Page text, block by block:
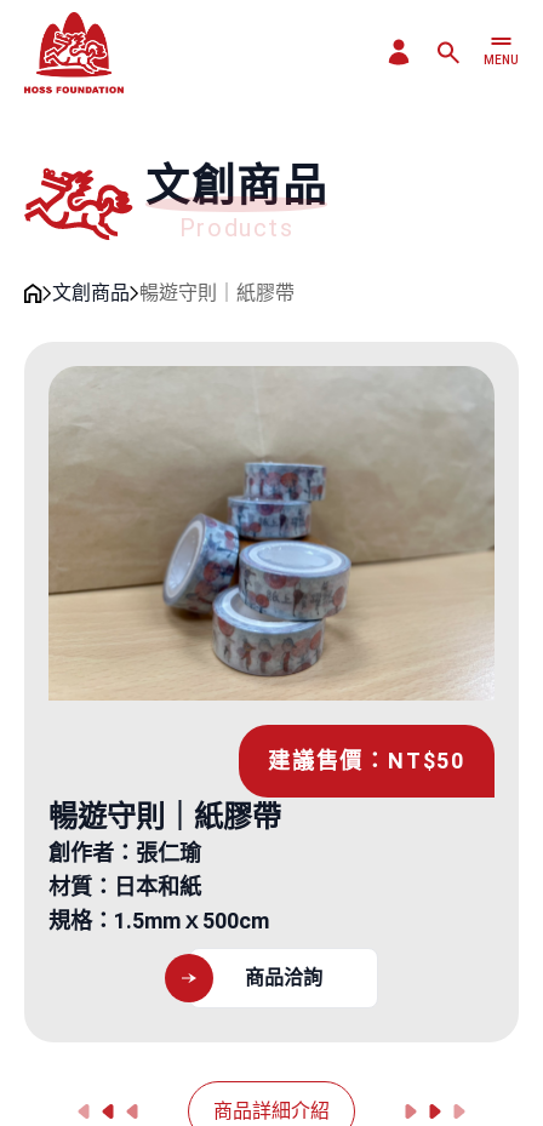
MENU
文創商品
Products
文創商品 暢遊守則｜紙膠帶
建議售價：NT$50
暢遊守則｜紙膠帶
創作者：張仁瑜
材質：日本和紙
規格：1.5mmｘ500cm
商品洽詢
商品詳細介紹